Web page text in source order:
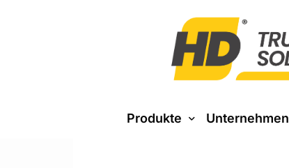
Produkte Unternehmen